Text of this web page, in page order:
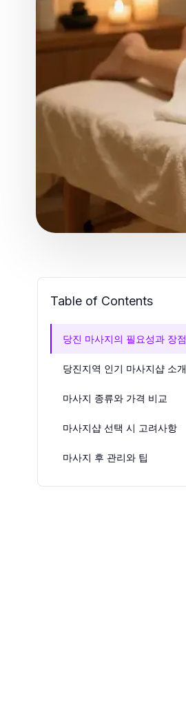
Table of Contents
당진 마사지의 필요성과 장점
당진지역 인기 마사지샵 소개
마사지 종류와 가격 비교
마사지샵 선택 시 고려사항
마사지 후 관리와 팁